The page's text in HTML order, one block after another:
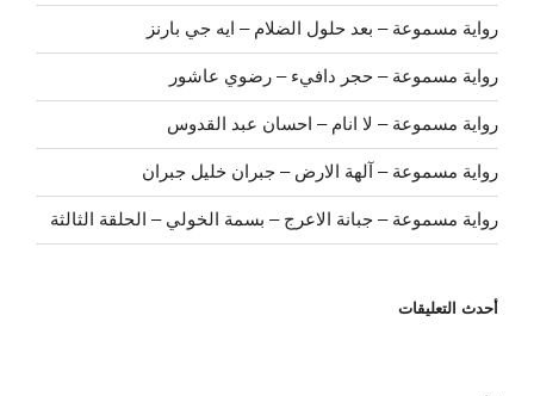
رواية مسموعة – بعد حلول الضلام – ايه جي بارنز
رواية مسموعة – حجر دافيء – رضوي عاشور
رواية مسموعة – لا انام – احسان عبد القدوس
رواية مسموعة – آلهة الارض – جبران خليل جبران
رواية مسموعة – جبانة الاعرج – بسمة الخولي – الحلقة الثالثة
أحدث التعليقات